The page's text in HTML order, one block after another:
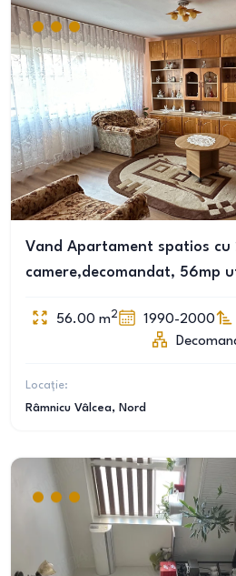
Vand Apartament spatios cu
camere,decomandat, 56mp
56.00 m2 1990-2000
Locație:
Râmnicu Vâlcea, Nord